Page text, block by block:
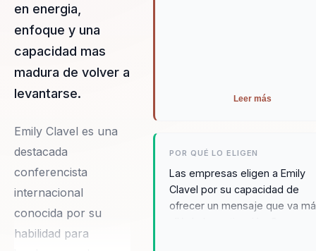
en energia,
enfoque y una
capacidad mas
madura de volver a
levantarse.
Emily Clavel es una
destacada
conferencista
internacional
conocida por su
habilidad para
Leer más
POR QUÉ LO ELIGEN
Las empresas eligen a Emily
Clavel por su capacidad de
ofrecer un mensaje que va